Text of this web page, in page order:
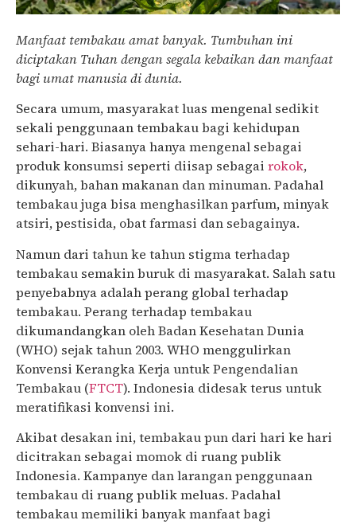
Manfaat tembakau amat banyak. Tumbuhan ini
diciptakan Tuhan dengan segala kebaikan dan manfaat
bagi umat manusia di dunia.
Secara umum, masyarakat luas mengenal sedikit
sekali penggunaan tembakau bagi kehidupan
sehari-hari. Biasanya hanya mengenal sebagai
produk konsumsi seperti diisap sebagai rokok,
dikunyah, bahan makanan dan minuman. Padahal
tembakau juga bisa menghasilkan parfum, minyak
atsiri, pestisida, obat farmasi dan sebagainya.
Namun dari tahun ke tahun stigma terhadap
tembakau semakin buruk di masyarakat. Salah satu
penyebabnya adalah perang global terhadap
tembakau. Perang terhadap tembakau
dikumandangkan oleh Badan Kesehatan Dunia
(WHO) sejak tahun 2003. WHO menggulirkan
Konvensi Kerangka Kerja untuk Pengendalian
Tembakau (FTCT). Indonesia didesak terus untuk
meratifikasi konvensi ini.
Akibat desakan ini, tembakau pun dari hari ke hari
dicitrakan sebagai momok di ruang publik
Indonesia. Kampanye dan larangan penggunaan
tembakau di ruang publik meluas. Padahal
tembakau memiliki banyak manfaat bagi